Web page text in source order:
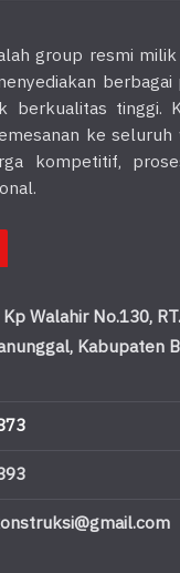
group resmi milik
berkualitas tinggi.
ke seluruh
kompetitif,
Walahir No.130,
Kabupaten